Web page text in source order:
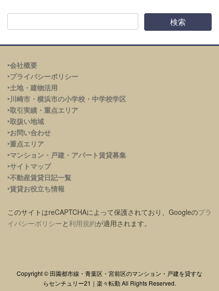
‣会社概要
‣プライバシーポリシー
‣土地・建物活用
‣川崎市・横浜市の小学校・中学校学区
‣取引実績・重点エリア
‣取扱い地域
‣お問い合わせ
‣重点エリア
‣マンション・戸建・アパート賃貸募集
‣サイトマップ
‣不動産賃貸日記一覧
‣賃貸お役立ち情報
このサイトはreCAPTCHAによって保護されており、Googleのプラ
イバシーポリシーと利用規約が適用されます。
Copyright © 田園都市線・青葉区・宮前区のマンション・戸建を貸すな
らセンチュリー21｜楽々転勤 All Rights Reserved.